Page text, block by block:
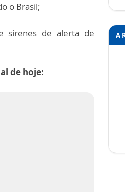
o Brasil;
sirenes de alerta de
de hoje:
A